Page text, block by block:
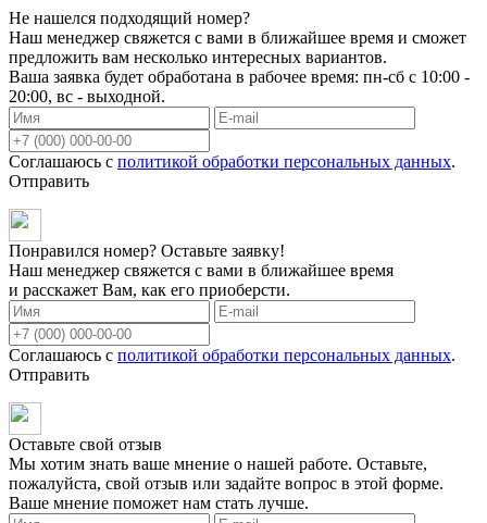
Не нашелся подходящий номер?
Наш менеджер свяжется с вами в ближайшее время и сможет
предложить вам несколько интересных вариантов.
Ваша заявка будет обработана в рабочее время: пн-сб с 10:00 -
20:00, вс - выходной.
Соглашаюсь с политикой обработки персональных данных.
Отправить
Понравился номер? Оставьте заявку!
Наш менеджер свяжется с вами в ближайшее время
и расскажет Вам, как его приоберсти.
Соглашаюсь с политикой обработки персональных данных.
Отправить
Оставьте свой отзыв
Мы хотим знать ваше мнение о нашей работе. Оставьте,
пожалуйста, свой отзыв или задайте вопрос в этой форме.
Ваше мнение поможет нам стать лучше.